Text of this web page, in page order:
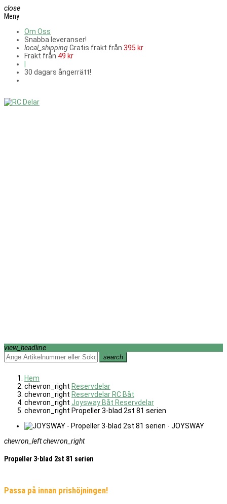
close
Meny
Om Oss
Snabba leveranser!
local_shippingGratis frakt från 395 kr
Frakt från 49 kr
30 dagars ångerrätt!
view_headline
search
Hem
chevron_right Reservdelar
chevron_right Reservdelar RC Båt
chevron_right Joysway Båt Reservdelar
chevron_right Propeller 3-blad 2st 81 serien
chevron_leftchevron_right
Propeller 3-blad 2st 81 serien
Passa på innan prishöjningen!